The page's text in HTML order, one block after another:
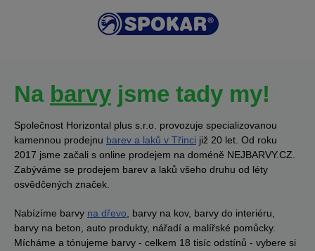
Na barvy jsme tady my!
Společnost Horizontal plus s.r.o. provozuje specializovanou
kamennou prodejnu barev a laků v Třinci již 20 let. Od roku
2017 jsme začali s online prodejem na doméně NEJBARVY.CZ.
Zabýváme se prodejem barev a laků všeho druhu od léty
osvědčených značek.
Nabízíme barvy na dřevo , barvy na kov, barvy do interiéru,
barvy na beton, auto produkty, nářadí a malířské pomůcky.
Mícháme a tónujeme barvy - celkem 18 tisíc odstínů - vybere si